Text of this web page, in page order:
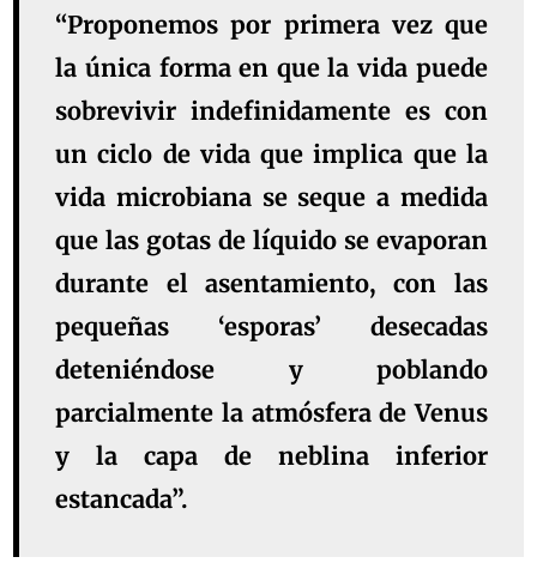
“Proponemos por primera vez que
la única forma en que la vida puede
sobrevivir indefinidamente es con
un ciclo de vida que implica que la
vida microbiana se seque a medida
que las gotas de líquido se evaporan
durante el asentamiento, con las
pequeñas ‘esporas’ desecadas
deteniéndose y poblando
parcialmente la atmósfera de Venus
y la capa de neblina inferior
estancada”.